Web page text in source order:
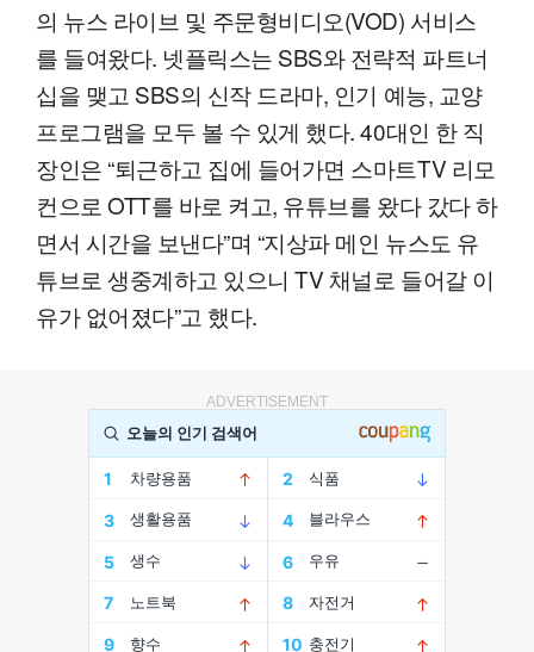
의 뉴스 라이브 및 주문형비디오(VOD) 서비스
를 들여왔다. 넷플릭스는 SBS와 전략적 파트너
십을 맺고 SBS의 신작 드라마, 인기 예능, 교양
프로그램을 모두 볼 수 있게 했다. 40대인 한 직
장인은 “퇴근하고 집에 들어가면 스마트TV 리모
컨으로 OTT를 바로 켜고, 유튜브를 왔다 갔다 하
면서 시간을 보낸다”며 “지상파 메인 뉴스도 유
튜브로 생중계하고 있으니 TV 채널로 들어갈 이
유가 없어졌다”고 했다.
ADVERTISEMENT